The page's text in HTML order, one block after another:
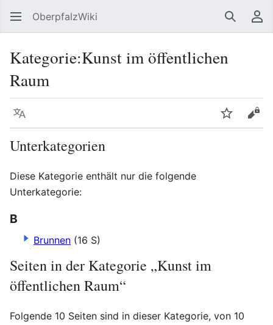
OberpfalzWiki Suchen
Kategorie:Kunst im öffentlichen
Raum
Sprache
Unterkategorien
Diese Kategorie enthält nur die folgende
Unterkategorie:
B
Brunnen (16 S)
Seiten in der Kategorie „Kunst im
öffentlichen Raum“
Folgende 10 Seiten sind in dieser Kategorie, von 10